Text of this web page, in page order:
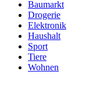
Baumarkt
Drogerie
Elektronik
Haushalt
Sport
Tiere
Wohnen